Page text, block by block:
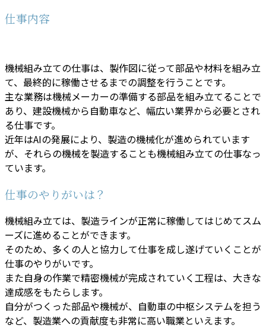
仕事内容
機械組み立ての仕事は、製作図に従って部品や材料を組み立
て、最終的に稼働させるまでの調整を行うことです。
主な業務は機械メーカーの準備する部品を組み立てることで
あり、建設機械から自動車など、幅広い業界から必要とされ
る仕事です。
近年はAIの発展により、製造の機械化が進められています
が、それらの機械を製造することも機械組み立ての仕事なっ
ています。
仕事のやりがいは？
機械組み立ては、製造ラインが正常に稼働してはじめてスム
ーズに進めることができます。
そのため、多くの人と協力して仕事を成し遂げていくことが
仕事のやりがいです。
また自身の作業で精密機械が完成されていく工程は、大きな
達成感をもたらします。
自分がつくった部品や機械が、自動車の中枢システムを担う
など、製造業への貢献度も非常に高い職業といえます。